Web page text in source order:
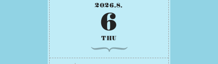
2026.8.
6
THU